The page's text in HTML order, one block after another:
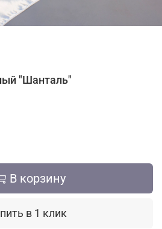
"Шанталь"
В корзину
в 1 клик